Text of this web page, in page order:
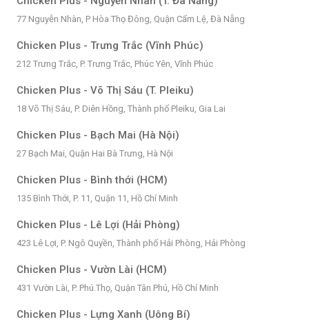
77 Nguyễn Nhàn, P Hòa Thọ Đông, Quận Cẩm Lệ, Đà Nẵng
Chicken Plus - Trưng Trắc (Vĩnh Phúc)
212 Trưng Trắc, P. Trưng Trắc, Phúc Yên, Vĩnh Phúc
Chicken Plus - Võ Thị Sáu (T. Pleiku)
18 Võ Thị Sáu, P. Diên Hồng, Thành phố Pleiku, Gia Lai
Chicken Plus - Bạch Mai (Hà Nội)
27 Bạch Mai, Quận Hai Bà Trưng, Hà Nội
Chicken Plus - Bình thới (HCM)
135 Bình Thới, P. 11, Quận 11, Hồ Chí Minh
Chicken Plus - Lê Lợi (Hải Phòng)
423 Lê Lợi, P. Ngô Quyền, Thành phố Hải Phòng, Hải Phòng
Chicken Plus - Vườn Lài (HCM)
431 Vườn Lài, P. Phú.Thọ, Quận Tân Phú, Hồ Chí Minh
Chicken Plus - Lựng Xanh (Uông Bí)